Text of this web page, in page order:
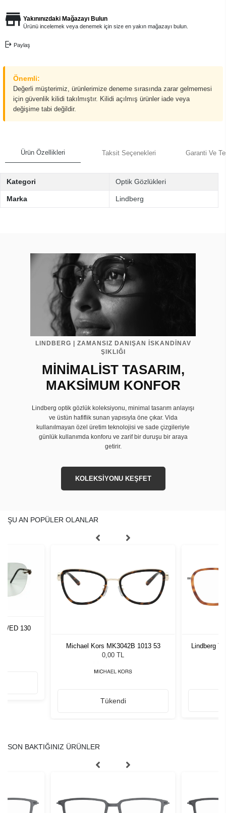
Yakınınızdaki Mağazayı Bulun
Ürünü incelemek veya denemek için size en yakın mağazayı bulun.
Paylaş
Önemli:
Değerli müşterimiz, ürünlerimize deneme sırasında zarar gelmemesi
için güvenlik kilidi takılmıştır. Kilidi açılmış ürünler iade veya
değişime tabi değildir.
Ürün Özellikleri Taksit Seçenekleri Garanti Ve
Kategori Optik Gözlükleri
Marka Lindberg
LINDBERG | ZAMANSIZ DANIŞAN İSKANDİNAV
ŞIKLIĞI
MİNİMALİST TASARIM,
MAKSİMUM KONFOR
Lindberg optik gözlük koleksiyonu, minimal tasarım anlayışı
ve üstün hafiflik sunan yapısıyla öne çıkar. Vida
kullanılmayan özel üretim teknolojisi ve sade çizgileriyle
günlük kullanımda konforu ve zarif bir duruşu bir araya
getirir.
KOLEKSİYONU KEŞFET
ŞU AN POPÜLER OLANLAR
ED 130
Michael Kors MK3042B 1013 53
0,00 TL
Tükendi
Lindberg
SON BAKTIĞINIZ ÜRÜNLER